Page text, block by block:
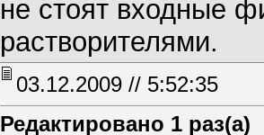
не стоят входные
растворителями.
03.12.2009 // 5:52:35
Редактировано 1 раз(а)